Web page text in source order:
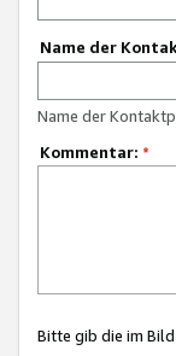
Name der
Name der
Kommentar: *
Bitte gib die im